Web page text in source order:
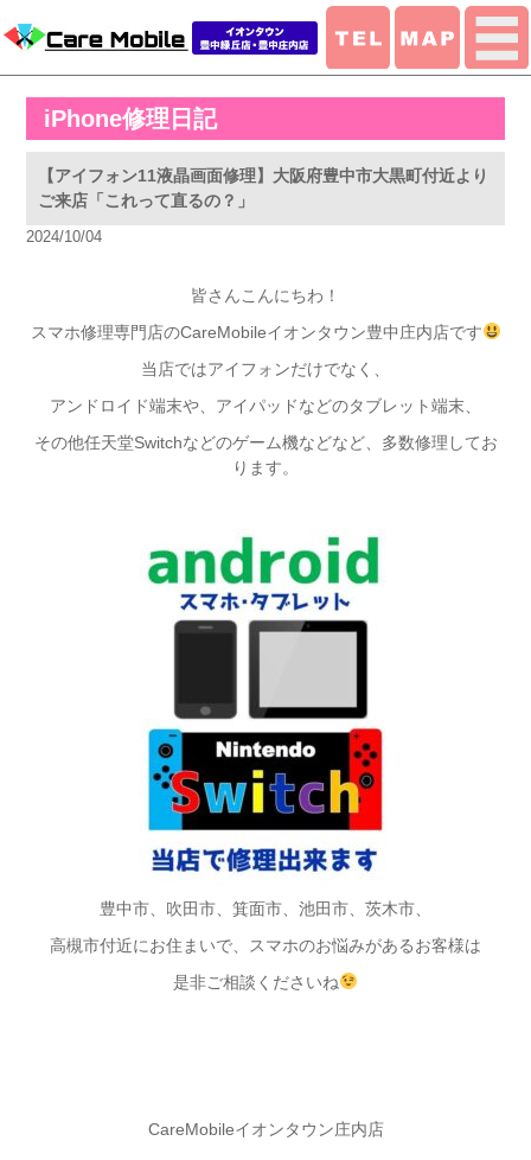
iPhone修理日記
【アイフォン11液晶画面修理】大阪府豊中市大黒町付近より
ご来店「これって直るの？」
2024/10/04
皆さんこんにちわ！
スマホ修理専門店のCareMobileイオンタウン豊中庄内店です
当店ではアイフォンだけでなく、
アンドロイド端末や、アイパッドなどのタブレット端末、
その他任天堂Switchなどのゲーム機などなど、多数修理してお
ります。
豊中市、吹田市、箕面市、池田市、茨木市、
高槻市付近にお住まいで、スマホのお悩みがあるお客様は
是非ご相談くださいね
CareMobileイオンタウン庄内店